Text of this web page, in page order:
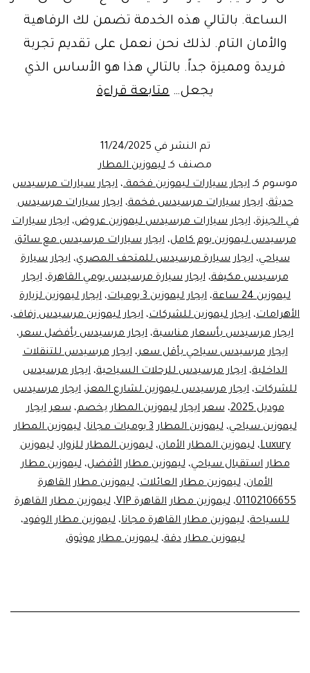
الساعة. بالتالي هذه الخدمة تضمن لك الرفاهية
والأمان التام. لذلك نحن نعمل على تقديم تجربة
فريدة ومميزة جداً. بالتالي هذا هو الأساس الذي
يجعل… متابعة قراءةخدمة
القاهرة
ايجار
مرسيدس
بالسائق
|
01102106655
تم النشر في 11/24/2025
مصنف كـ ليموزين المطار
موسوم كـ ايجار سيارات ليموزين فخمة.، ايجار سيارات مرسيدس
حديثة،ايجار سيارات مرسيدس فخمة،ايجار سيارات مرسيدس
في الجيزة،ايجار سيارات مرسيدس ليموزين عروض،ايجار سيارات
مرسيدس ليموزين يوم كامل،ايجار سيارات مرسيدس مع سائق
سياحي،ايجار سيارة مرسيدس للمتحف المصري،ايجار سيارة
مرسيدس مكيفة،ايجار سيارة مرسيدس يومي القاهرة،ايجار
ليموزين 24 ساعة
، ايجار ليموزين 3 يوميات ، ايجار ليموزين لزيارة
الأهرامات، ايجار ليموزين للشركات، ايجار ليموزين مرسيدس زفاف،
ايجار مرسيدس بأسعار مناسبة، ايجار مرسيدس بأفضل سعر،
ايجار مرسيدس سياحي بأقل سعر،ايجار مرسيدس للتنقلات
الداخلية، ايجار مرسيدس للرحلات السياحية، ايجار مرسيدس
للشركات، ايجار مرسيدس ليموزين لشارع المعز، ايجار مرسيدس
موديل 2025
،سعر ايجار ليموزين المطار بخصم،سعر ايجار
ليموزين سياحي،ليموزين المطار 3 يوميات مجانا ،ليموزين المطار
Luxury،ليموزين المطار الأمان،ليموزين المطار للزوار،ليموزين
مطار استقبال سياحي،ليموزين مطار الأفضل،ليموزين مطار
الأمان،ليموزين مطار العائلات،ليموزين مطار القاهرة
01102106655،ليموزين مطار القاهرة VIP ،ليموزين مطار القاهرة
للسياحة، ليموزين مطار القاهرة مجانا، ليموزين مطار الوفود،
ليموزين مطار دقة،ليموزين مطار موثوق